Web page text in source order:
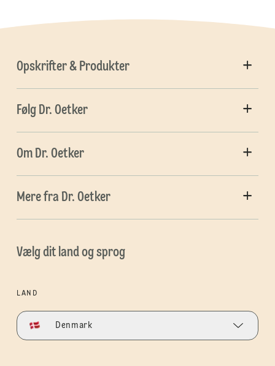
Opskrifter & Produkter
Følg Dr. Oetker
Om Dr. Oetker
Mere fra Dr. Oetker
Vælg dit land og sprog
LAND
Denmark